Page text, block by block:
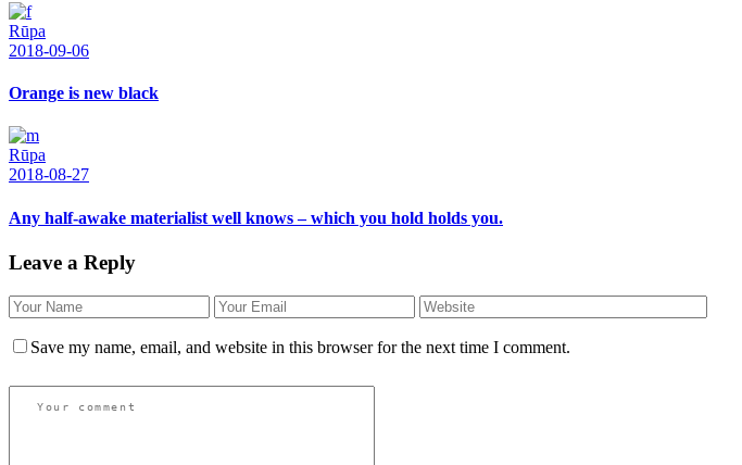
Rūpa
2018-09-06
Orange is new black
Rūpa
2018-08-27
Any half-awake materialist well knows – which you hold holds you.
Leave a Reply
Save my name, email, and website in this browser for the next time I comment.